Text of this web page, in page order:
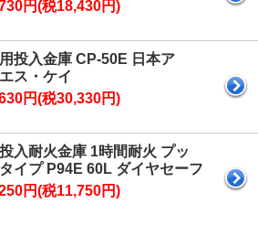
円(税18,430円)
投入金庫 CP-50E 日本ア
ス・ケイ
円(税30,330円)
入耐火金庫 1時間耐火 プッ
イプ P94E 60L ダイヤセーフ
円(税11,750円)